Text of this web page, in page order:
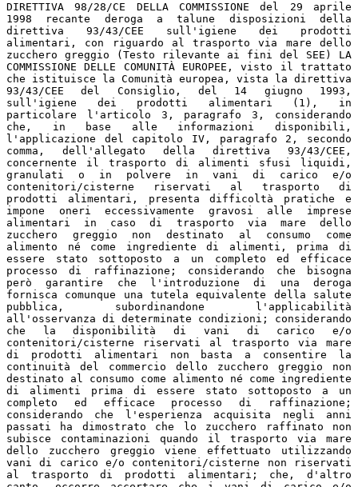
DIRETTIVA 98/28/CE DELLA COMMISSIONE del 29 aprile
1998 recante deroga a talune disposizioni della
direttiva 93/43/CEE sull'igiene dei prodotti
alimentari, con riguardo al trasporto via mare dello
zucchero greggio (Testo rilevante ai fini del SEE) LA
COMMISSIONE DELLE COMUNITÀ EUROPEE, visto il trattato
che istituisce la Comunità europea, vista la direttiva
93/43/CEE del Consiglio, del 14 giugno 1993,
sull'igiene dei prodotti alimentari (1), in
particolare l'articolo 3, paragrafo 3, considerando
che, in base alle informazioni disponibili,
l'applicazione del capitolo IV, paragrafo 2, secondo
comma, dell'allegato della direttiva 93/43/CEE,
concernente il trasporto di alimenti sfusi liquidi,
granulati o in polvere in vani di carico e/o
contenitori/cisterne riservati al trasporto di
prodotti alimentari, presenta difficoltà pratiche e
impone oneri eccessivamente gravosi alle imprese
alimentari in caso di trasporto via mare dello
zucchero greggio non destinato al consumo come
alimento né come ingrediente di alimenti, prima di
essere stato sottoposto a un completo ed efficace
processo di raffinazione; considerando che bisogna
però garantire che l'introduzione di una deroga
fornisca comunque una tutela equivalente della salute
pubblica, subordinandone l'applicabilità
all'osservanza di determinate condizioni; considerando
che la disponibilità di vani di carico e/o
contenitori/cisterne riservati al trasporto via mare
di prodotti alimentari non basta a consentire la
continuità del commercio dello zucchero greggio non
destinato al consumo come alimento né come ingrediente
di alimenti prima di essere stato sottoposto a un
completo ed efficace processo di raffinazione;
considerando che l'esperienza acquisita negli anni
passati ha dimostrato che lo zucchero raffinato non
subisce contaminazioni quando il trasporto via mare
dello zucchero greggio viene effettuato utilizzando
vani di carico e/o contenitori/cisterne non riservati
al trasporto di prodotti alimentari; che, d'altro